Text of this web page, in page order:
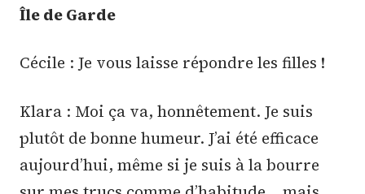
Île de Garde
Cécile : Je vous laisse répondre les filles !
Klara : Moi ça va, honnêtement. Je suis
plutôt de bonne humeur. J’ai été efficace
aujourd’hui, même si je suis à la bourre